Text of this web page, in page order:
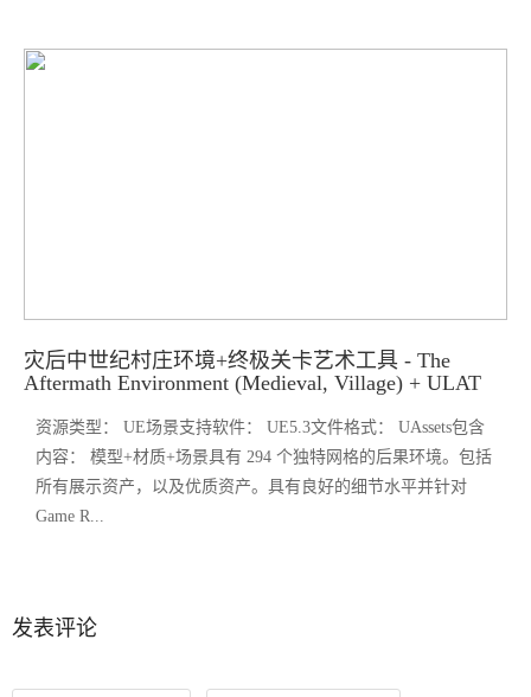
灾后中世纪村庄环境+终极关卡艺术工具 - The
Aftermath Environment (Medieval, Village) + ULAT
资源类型： UE场景支持软件： UE5.3文件格式： UAssets包含
内容： 模型+材质+场景具有 294 个独特网格的后果环境。包括
所有展示资产，以及优质资产。具有良好的细节水平并针对
Game R...
发表评论